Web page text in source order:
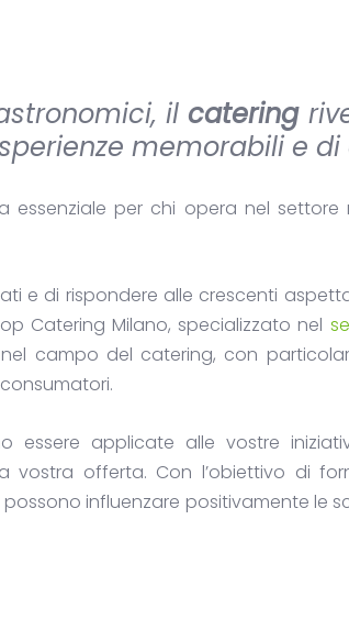
il catering
memorabili e
per chi opera nel settore
e di rispondere alle crescenti
Catering Milano, specializzato nel
campo del catering, con
essere applicate alle vostre
vostra offerta. Con l’obiettivo di
influenzare positivamente le